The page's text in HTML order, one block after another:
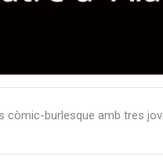
còmic-burlesque amb tres